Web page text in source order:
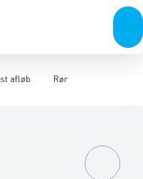
Kuglehaner & ventiler
afløb Rør
45gr. Bøjninger 30gr.